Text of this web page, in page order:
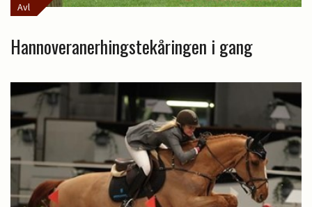
Avl
Hannoveranerhingstekåringen i gang